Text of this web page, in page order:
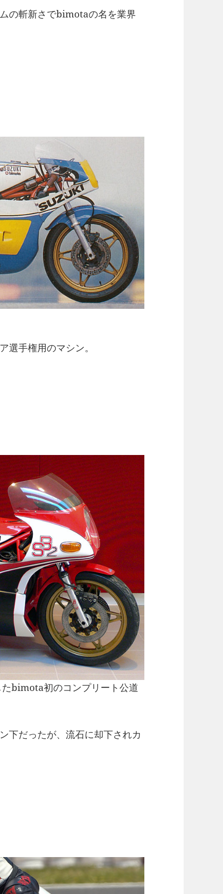
の斬新さでbimotaの名を業界
選手権用のマシン。
bimota初のコンプリート公道
下だったが、流石に却下されカ